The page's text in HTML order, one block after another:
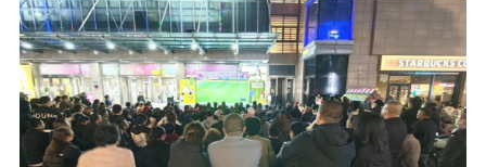
精品生产 文化惠民
文化传承
文化交流
体制改革
文化产业
紫金文化艺术节
品牌活动 紫艺舞台
精神文明